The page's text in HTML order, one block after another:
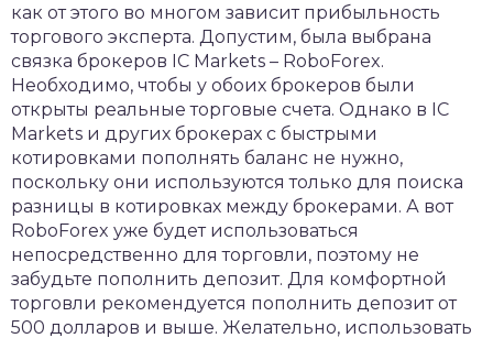
как от этого во многом зависит прибыльность
торгового эксперта. Допустим, была выбрана
связка брокеров IC Markets – RoboForex.
Необходимо, чтобы у обоих брокеров были
открыты реальные торговые счета. Однако в IC
Markets и других брокерах с быстрыми
котировками пополнять баланс не нужно,
поскольку они используются только для поиска
разницы в котировках между брокерами. А вот
RoboForex уже будет использоваться
непосредственно для торговли, поэтому не
забудьте пополнить депозит. Для комфортной
торговли рекомендуется пополнить депозит от
500 долларов и выше. Желательно, использовать